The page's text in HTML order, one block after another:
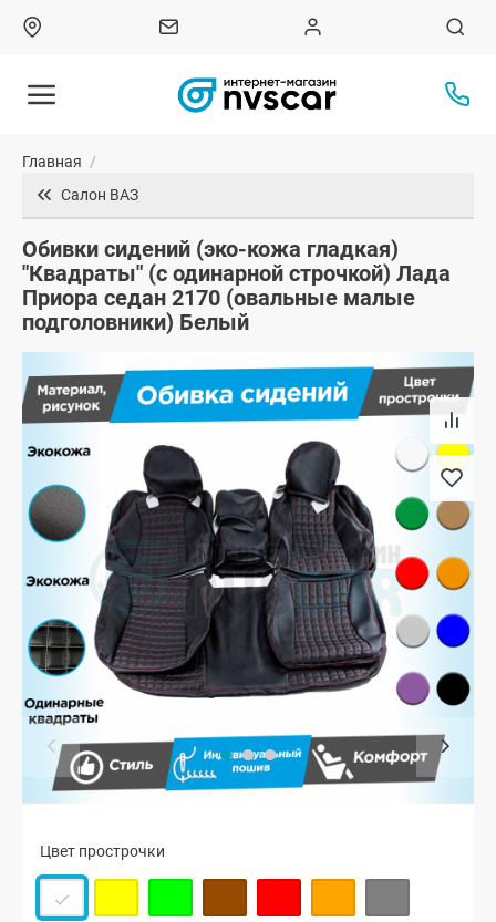
Главная /
Салон ВАЗ
Обивки сидений (эко-кожа гладкая)
"Квадраты" (с одинарной строчкой) Лада
Приора седан 2170 (овальные малые
подголовники) Белый
Цвет прострочки